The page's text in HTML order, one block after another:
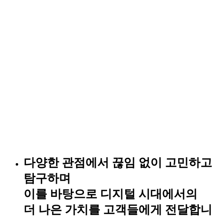
다양한 관점에서 끊임 없이 고민하고
탐구하며
이를 바탕으로 디지털 시대에서의
더 나은 가치를 고객들에게 전달합니